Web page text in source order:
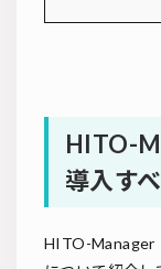
HITO-
導入す
HITO-Manager